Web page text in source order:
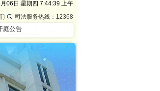
06日 星期四 7:44:39 上午
司法服务热线：12368